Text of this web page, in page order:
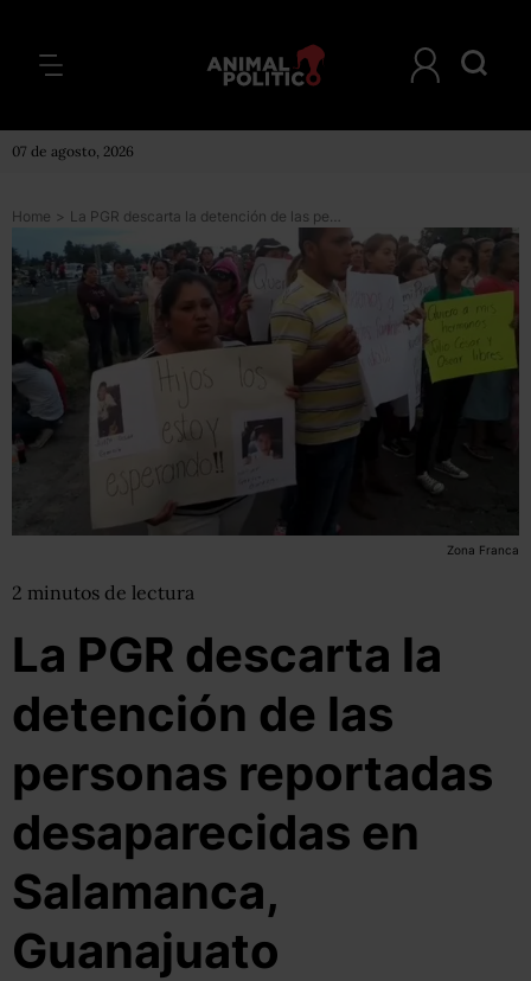
07 de agosto, 2026
Home > La PGR descarta la detención de las personas reportadas desaparecidas en Salamanca, Guanajuato
Zona Franca
2 minutos de lectura
La PGR descarta la
detención de las
personas reportadas
desaparecidas en
Salamanca,
Guanajuato